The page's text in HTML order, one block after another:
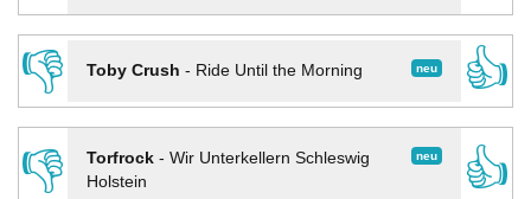
👎
neu
Toby Crush - Ride Until the Morning
👍
👎
neu
Torfrock- Wir Unterkellern Schleswig
Holstein
👍